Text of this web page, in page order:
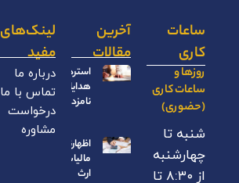
ساعات
کاری
روزها و
ساعات کاری
(حضوری)
شنبه تا
چهارشنبه
از ۸:۳۰ تا
آخرین
مقالات
استرداد
هدایای
نامزدی
اظهارنامه
مالیات بر
ارث
لینک‌های
مفید
درباره ما
تماس با ما
درخواست
مشاوره